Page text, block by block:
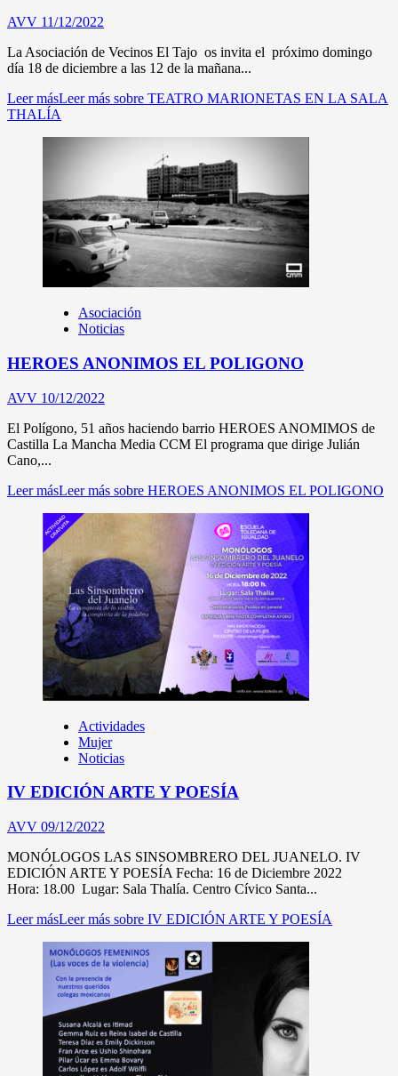
AVV 11/12/2022
La Asociación de Vecinos El Tajo os invita el próximo domingo
día 18 de diciembre a las 12 de la mañana...
Leer másLeer más sobre TEATRO MARIONETAS EN LA SALA
THALÍA
Asociación
Noticias
HEROES ANONIMOS EL POLIGONO
AVV 10/12/2022
El Polígono, 51 años haciendo barrio HEROES ANOMIMOS de
Castilla La Mancha Media CCM El programa que dirige Julián
Cano,...
Leer másLeer más sobre HEROES ANONIMOS EL POLIGONO
Actividades
Mujer
Noticias
IV EDICIÓN ARTE Y POESÍA
AVV 09/12/2022
MONÓLOGOS LAS SINSOMBRERO DEL JUANELO. IV
EDICIÓN ARTE Y POESÍA Fecha: 16 de Diciembre 2022
Hora: 18.00 Lugar: Sala Thalía. Centro Cívico Santa...
Leer másLeer más sobre IV EDICIÓN ARTE Y POESÍA